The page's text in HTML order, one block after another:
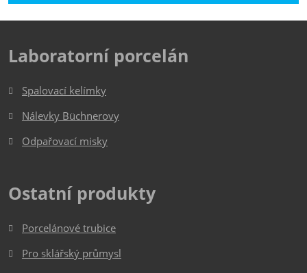
se
odeslat.
Laboratorní porcelán
Spalovací kelímky
Nálevky Büchnerovy
Odpařovací misky
Ostatní produkty
Porcelánové trubice
Pro sklářský průmysl